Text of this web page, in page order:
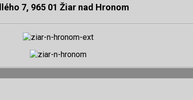
7, 965 01 Žiar nad Hronom